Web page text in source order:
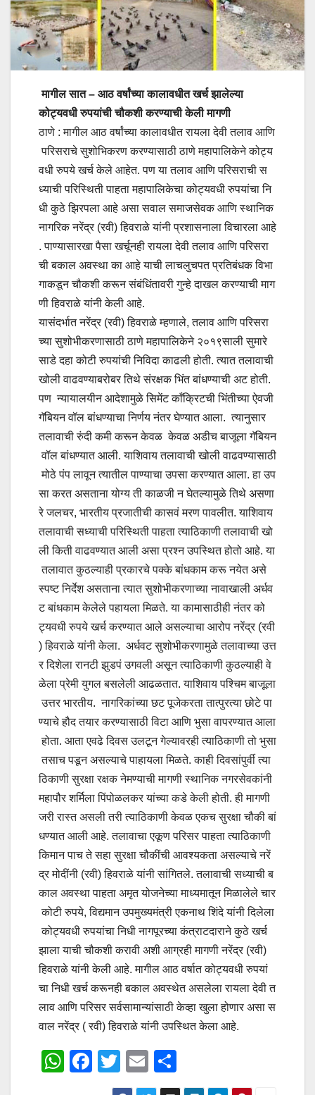
मागील सात – आठ वर्षांच्या कालावधीत खर्च झालेल्या
कोट्यवधी रुपयांची चौकशी करण्याची केली मागणी
ठाणे : मागील आठ वर्षांच्या कालावधीत रायला देवी तलाव आणि
परिसराचे सुशोभिकरण करण्यासाठी ठाणे महापालिकेने कोट्य
वधी रुपये खर्च केले आहेत. पण या तलाव आणि परिसराची स
ध्याची परिस्थिती पाहता महापालिकेचा कोट्यवधी रुपयांचा नि
धी कुठे झिरपला आहे असा सवाल समाजसेवक आणि स्थानिक
नागरिक नरेंद्र (रवी) हिवराळे यांनी प्रशासनाला विचारला आहे
. पाण्यासारखा पैसा खर्चूनही रायला देवी तलाव आणि परिसरा
ची बकाल अवस्था का आहे याची लाचलुचपत प्रतिबंधक विभा
गाकडून चौकशी करून संबंधिंतावरी गुन्हे दाखल करण्याची माग
णी हिवराळे यांनी केली आहे.
यासंदर्भात नरेंद्र (रवी) हिवराळे म्हणाले, तलाव आणि परिसरा
च्या सुशोभीकरणासाठी ठाणे महापालिकेने २०१९साली सुमारे
साडे दहा कोटी रुपयांची निविदा काढली होती. त्यात तलावाची
खोली वाढवण्याबरोबर तिथे संरक्षक भिंत बांधण्याची अट होती.
पण न्यायालयीन आदेशामुळे सिमेंट काँक्रिटची भिंतीच्या ऐवजी
गॅबियन वॉल बांधण्याचा निर्णय नंतर घेण्यात आला. त्यानुसार
तलावाची रुंदी कमी करून केवळ केवळ अडीच बाजूला गॅबियन
वॉल बांधण्यात आली. याशिवाय तलावाची खोली वाढवण्यासाठी
मोठे पंप लावून त्यातील पाण्याचा उपसा करण्यात आला. हा उप
सा करत असताना योग्य ती काळजी न घेतल्यामुळे तिथे असणा
रे जलचर, भारतीय प्रजातीची कासवं मरण पावलीत. याशिवाय
तलावाची सध्याची परिस्थिती पाहता त्याठिकाणी तलावाची खो
ली किती वाढवण्यात आली असा प्रश्न उपस्थित होतो आहे. या
तलावात कुठल्याही प्रकारचे पक्के बांधकाम करू नयेत असे
स्पष्ट निर्देश असताना त्यात सुशोभीकरणाच्या नावाखाली अर्धव
ट बांधकाम केलेले पहायला मिळते. या कामासाठीही नंतर को
ट्यवधी रुपये खर्च करण्यात आले असल्याचा आरोप नरेंद्र (रवी
) हिवराळे यांनी केला. अर्धवट सुशोभीकरणामुळे तलावाच्या उत्त
र दिशेला रानटी झुडपं उगवली असून त्याठिकाणी कुठल्याही वे
ळेला प्रेमी युगल बसलेली आढळतात. याशिवाय पश्चिम बाजूला
उत्तर भारतीय. नागरिकांच्या छट पूजेकरता तात्पुरत्या छोटे पा
ण्याचे हौद तयार करण्यासाठी विटा आणि भुसा वापरण्यात आला
होता. आता एवढे दिवस उलटून गेल्यावरही त्याठिकाणी तो भुसा
तसाच पडून असल्याचे पाहायला मिळते. काही दिवसांपुर्वी त्या
ठिकाणी सुरक्षा रक्षक नेमण्याची मागणी स्थानिक नगरसेवकांनी
महापौर शर्मिला पिंपोळलकर यांच्या कडे केली होती. ही मागणी
जरी रास्त असली तरी त्याठिकाणी केवळ एकच सुरक्षा चौकी बां
धण्यात आली आहे. तलावाचा एकूण परिसर पाहता त्याठिकाणी
किमान पाच ते सहा सुरक्षा चौकींची आवश्यकता असल्याचे नरें
द्र मोदींनी (रवी) हिवराळे यांनी सांगितले. तलावाची सध्याची ब
काल अवस्था पाहता अमृत योजनेच्या माध्यमातून मिळालेले चार
कोटी रुपये, विद्यमान उपमुख्यमंत्री एकनाथ शिंदे यांनी दिलेला
कोट्यवधी रुपयांचा निधी नागपूरच्या कंत्राटदाराने कुठे खर्च
झाला याची चौकशी करावी अशी आग्रही मागणी नरेंद्र (रवी)
हिवराळे यांनी केली आहे. मागील आठ वर्षात कोट्यवधी रुपयां
चा निधी खर्च करूनही बकाल अवस्थेत असलेला रायला देवी त
लाव आणि परिसर सर्वसामान्यांसाठी केव्हा खुला होणार असा स
वाल नरेंद्र ( रवी) हिवराळे यांनी उपस्थित केला आहे.
W
F
T
wi
E
m h